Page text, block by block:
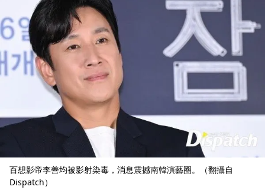
百想影帝李善均被影射染毒，消息震撼南韓演藝圈。（翻攝自
Dispatch）